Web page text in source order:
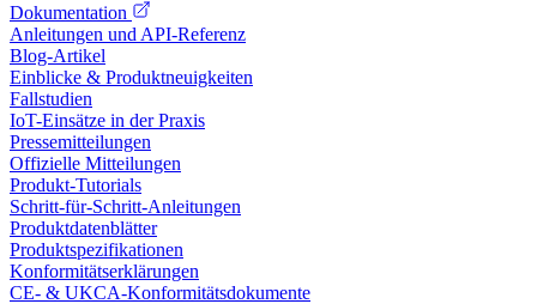
Dokumentation
Anleitungen und API-Referenz
Blog-Artikel
Einblicke & Produktneuigkeiten
Fallstudien
IoT-Einsätze in der Praxis
Pressemitteilungen
Offizielle Mitteilungen
Produkt-Tutorials
Schritt-für-Schritt-Anleitungen
Produktdatenblätter
Produktspezifikationen
Konformitätserklärungen
CE- & UKCA-Konformitätsdokumente